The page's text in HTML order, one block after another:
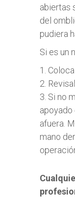
abiertas
del
pudiera
Si es un
1.
2.
3. Si no
apoyado
afuera.
mano